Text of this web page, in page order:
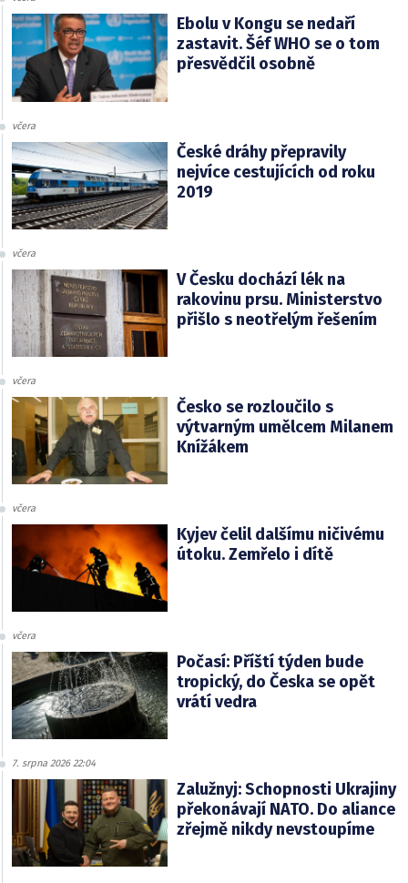
Ebolu v Kongu se nedaří
zastavit. Šéf WHO se o tom
přesvědčil osobně
včera
České dráhy přepravily
nejvíce cestujících od roku
2019
včera
V Česku dochází lék na
rakovinu prsu. Ministerstvo
přišlo s neotřelým řešením
včera
Česko se rozloučilo s
výtvarným umělcem Milanem
Knížákem
včera
Kyjev čelil dalšímu ničivému
útoku. Zemřelo i dítě
včera
Počasí: Příští týden bude
tropický, do Česka se opět
vrátí vedra
7. srpna 2026 22:04
Zalužnyj: Schopnosti Ukrajiny
překonávají NATO. Do aliance
zřejmě nikdy nevstoupíme